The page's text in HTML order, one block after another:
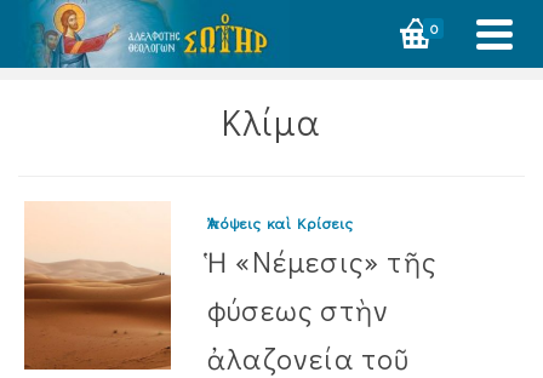
0
Κλίμα
Ἀπόψεις καὶ Κρίσεις
Ἡ «Νέμεσις» τῆς
φύσεως στὴν
ἀλαζονεία τοῦ